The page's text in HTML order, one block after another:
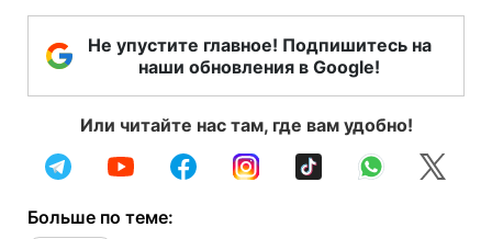
Не упустите главное! Подпишитесь на
наши обновления в Google!
Или читайте нас там, где вам удобно!
Больше по теме: